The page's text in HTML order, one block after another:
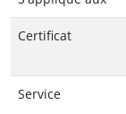
Certificat
Service